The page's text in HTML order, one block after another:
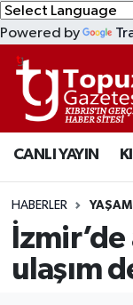
Powered by
CANLI YAYIN
HABERLER YAŞAM
ulaşım
KIBRIS
DÜNYA
EKONOMİ
MAGAZİN
SAĞLIK
Lefkoşa
Lefkoşa
Lefkoşa
Süper Lig
Tüm